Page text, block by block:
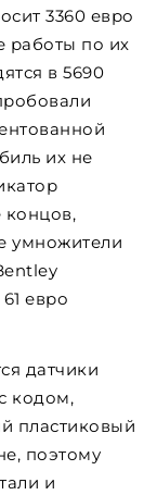
3360 евро
работы по их
в 5690
их не
концов,
умножители
евро
датчики
кодом,
пластиковый
поэтому
и